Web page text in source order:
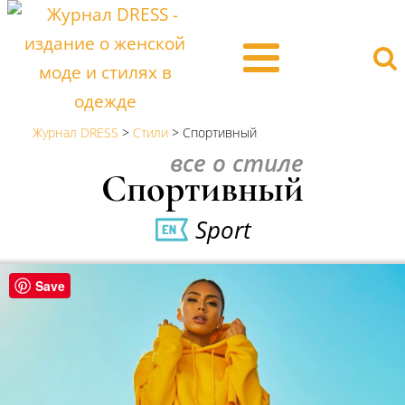
Журнал DRESS > Стили > Спортивный
все о стиле
Спортивный
Sport
Save